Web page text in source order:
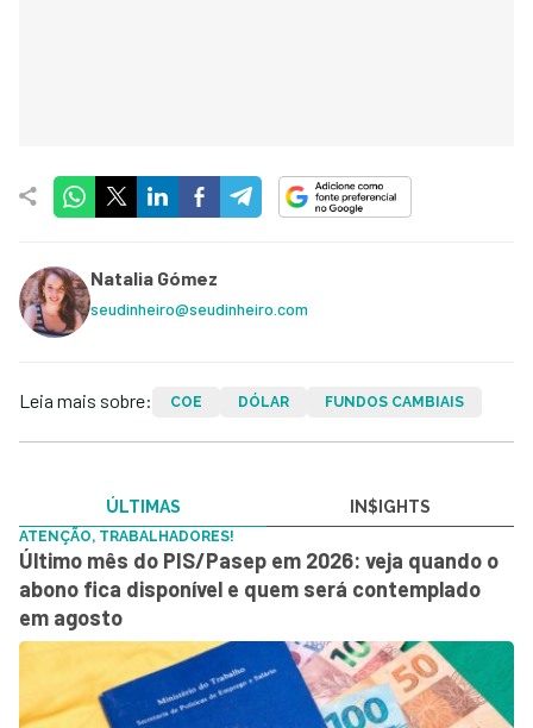
Natalia Gómez
seudinheiro@seudinheiro.com
Leia mais sobre: COE DÓLAR FUNDOS CAMBIAIS
ÚLTIMAS IN$IGHTS
ATENÇÃO, TRABALHADORES!
Último mês do PIS/Pasep em 2026: veja quando o
abono fica disponível e quem será contemplado
em agosto